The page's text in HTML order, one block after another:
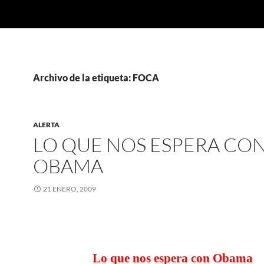
Archivo de la etiqueta: FOCA
ALERTA
LO QUE NOS ESPERA
OBAMA
21 ENERO, 2009
Lo que nos espera con Obama